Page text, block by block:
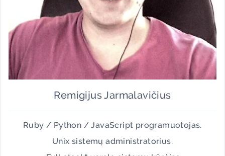
Remigijus Jarmalavičius
Ruby / Python / JavaScript programuotojas.
Unix sistemų administratorius.